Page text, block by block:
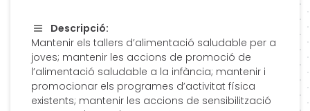
Descripció:
Mantenir els tallers d’alimentació saludable per a
joves; mantenir les accions de promoció de
l’alimentació saludable a la infància; mantenir i
promocionar els programes d’activitat física
existents; mantenir les accions de sensibilització